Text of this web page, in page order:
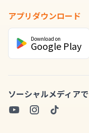
アプリダウンロード
Download on
Google Play
ソーシャルメディア